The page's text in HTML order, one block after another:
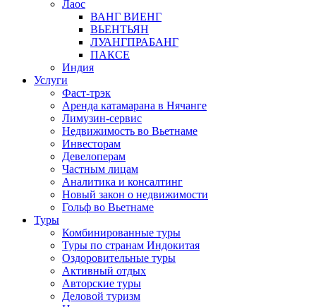
Лаос
ВАНГ ВИЕНГ
ВЬЕНТЬЯН
ЛУАНГПРАБАНГ
ПАКСЕ
Индия
Услуги
Фаст-трэк
Аренда катамарана в Нячанге
Лимузин-сервис
Недвижимость во Вьетнаме
Инвесторам
Девелоперам
Частным лицам
Аналитика и консалтинг
Новый закон о недвижимости
Гольф во Вьетнаме
Туры
Комбинированные туры
Туры по странам Индокитая
Оздоровительные туры
Активный отдых
Авторские туры
Деловой туризм